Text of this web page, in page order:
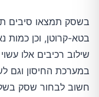
שילוב רכיבים אלו
במערכת החיסון וגם
חשוב לבחור שסק